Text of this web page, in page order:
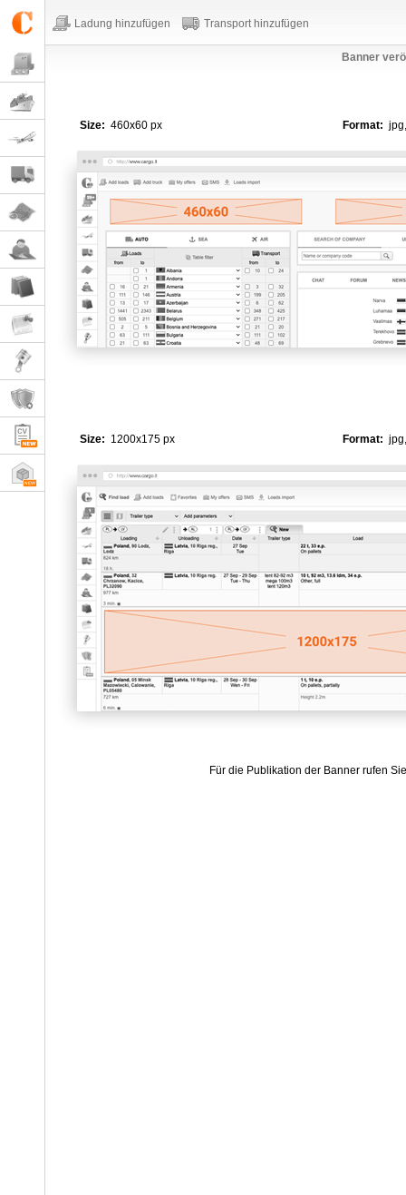
Ladung hinzufügen Transport hinzufügen
Banner
Size: 460x60 px Format:
Size: 1200x175 px Format:
Für die Publikation der Banner rufen